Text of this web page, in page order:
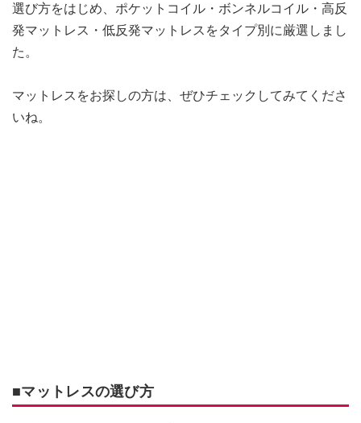
選び方をはじめ、ポケットコイル・ボンネルコイル・高反
発マットレス・低反発マットレスをタイプ別に厳選しまし
た。
マットレスをお探しの方は、ぜひチェックしてみてくださ
いね。
■マットレスの選び方